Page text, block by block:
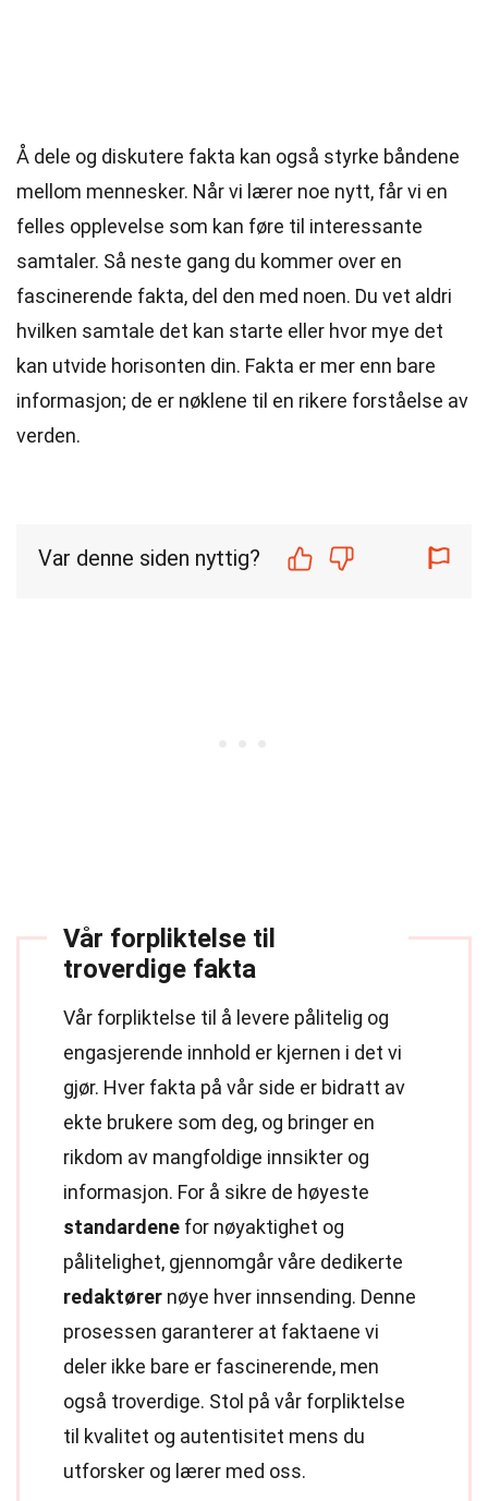
Å dele og diskutere fakta kan også styrke båndene
mellom mennesker. Når vi lærer noe nytt, får vi en
felles opplevelse som kan føre til interessante
samtaler. Så neste gang du kommer over en
fascinerende fakta, del den med noen. Du vet aldri
hvilken samtale det kan starte eller hvor mye det
kan utvide horisonten din. Fakta er mer enn bare
informasjon; de er nøklene til en rikere forståelse av
verden.
Var denne siden nyttig?
Vår forpliktelse til
troverdige fakta
Vår forpliktelse til å levere pålitelig og
engasjerende innhold er kjernen i det vi
gjør. Hver fakta på vår side er bidratt av
ekte brukere som deg, og bringer en
rikdom av mangfoldige innsikter og
informasjon. For å sikre de høyeste
standardene for nøyaktighet og
pålitelighet, gjennomgår våre dedikerte
redaktører nøye hver innsending. Denne
prosessen garanterer at faktaene vi
deler ikke bare er fascinerende, men
også troverdige. Stol på vår forpliktelse
til kvalitet og autentisitet mens du
utforsker og lærer med oss.